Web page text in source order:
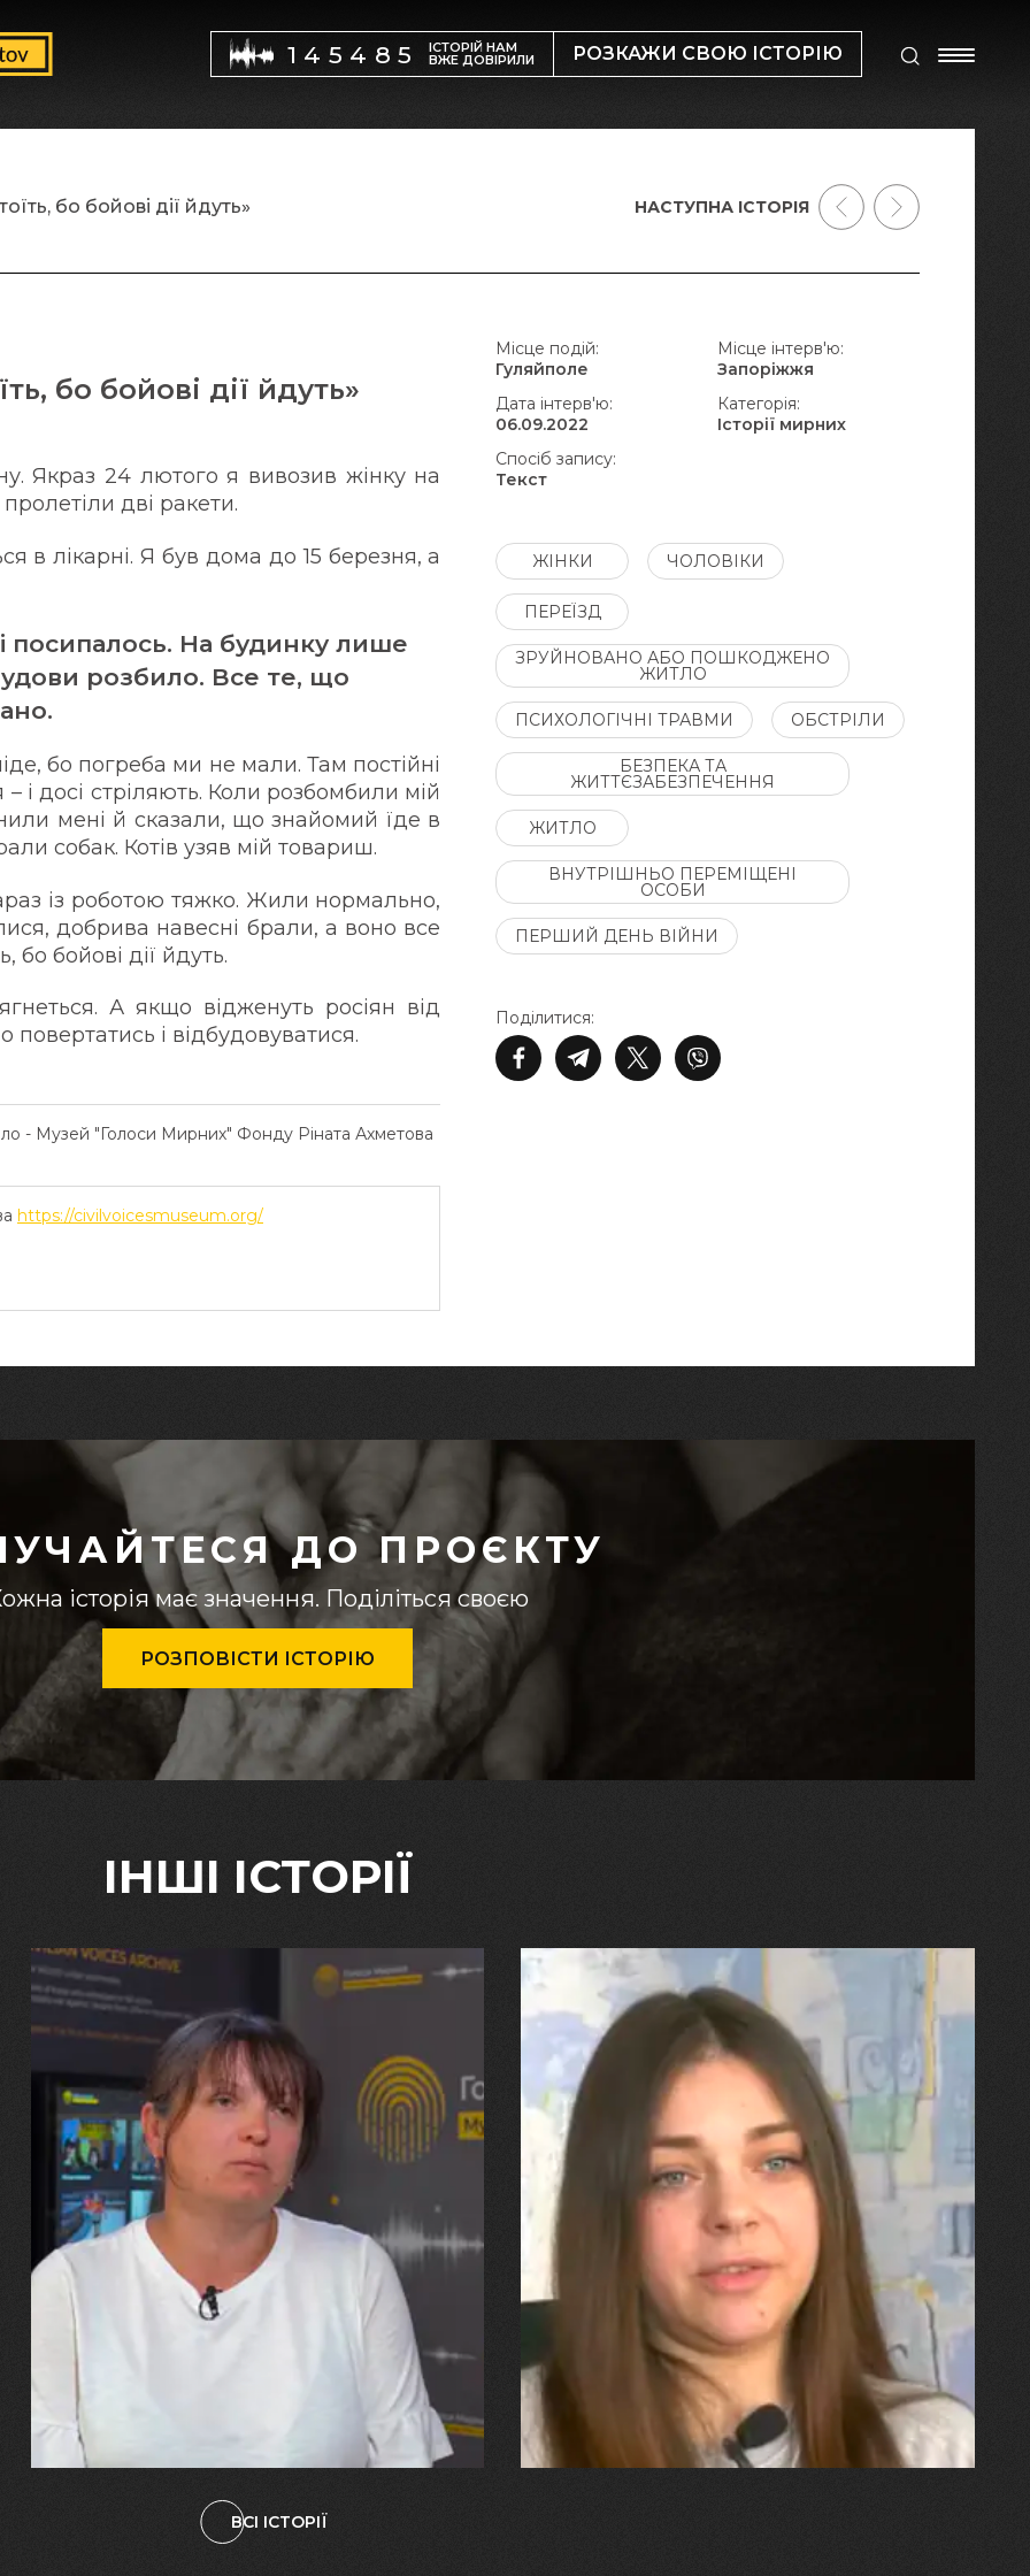
145485 ІСТОРІЙ НАМ
ВЖЕ ДОВІРИЛИ РОЗКАЖИ СВОЮ ІСТОРІЮ
бо бойові дії йдуть»
Якраз 24 лютого я вивозив жінку на
дві ракети.
лікарні. Я був дома до 15 березня, а
посипалось. На будинку лише
розбило. Все те, що
бо погреба ми не мали. Там постійні
і досі стріляють. Коли розбомбили мій
мені й сказали, що знайомий їде в
собак. Котів узяв мій товариш.
із роботою тяжко. Жили нормально,
добрива навесні брали, а воно все
бойові дії йдуть.
А якщо відженуть росіян від
повертатись і відбудовуватися.
- Музей "Голоси Мирних" Фонду Ріната Ахметова
https://civilvoicesmuseum.org/
бо бойові дії йдуть»
Поділитися:
Місце подій:
Гуляйполе
Місце інтерв'ю:
Запоріжжя
Дата інтерв'ю:
06.09.2022
Категорія:
Історії мирних
Спосіб запису:
Текст
ЖІНКИ ЧОЛОВІКИ
ПЕРЕЇЗД
ЗРУЙНОВАНО АБО ПОШКОДЖЕНО
ЖИТЛО
ПСИХОЛОГІЧНІ ТРАВМИ ОБСТРІЛИ
БЕЗПЕКА ТА
ЖИТТЄЗАБЕЗПЕЧЕННЯ
ЖИТЛО
ВНУТРІШНЬО ПЕРЕМІЩЕНІ
ОСОБИ
ПЕРШИЙ ДЕНЬ ВІЙНИ
НАСТУПНА ІСТОРІЯ
ДО ПРОЄКТУ
історія має значення. Поділіться своєю
РОЗПОВІСТИ ІСТОРІЮ
ІНШІ ІСТОРІЇ
29.07.2026
Марина, Ваїд та Аміна Харченко
"Попри всі втрати, ми не
зламалися: тепер я бачу
свого вбитого чоловіка у
наших дітях"
27.07.2026
"Я перенесла 11 операцій, та
плакала від фантомного
болю. Але маленька донька
бере за руку і змушує йти
далі"
ВСІ ІСТОРІЇ